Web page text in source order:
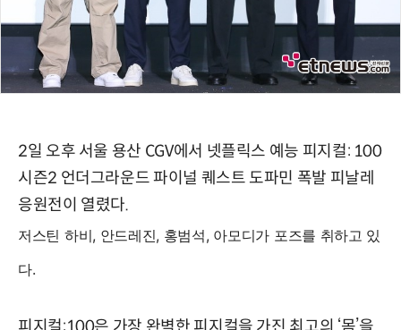
2일 오후 서울 용산 CGV에서 넷플릭스 예능 피지컬: 100
시즌2 언더그라운드 파이널 퀘스트 도파민 폭발 피날레
응원전이 열렸다.
저스틴 하비, 안드레진, 홍범석, 아모디가 포즈를 취하고 있
다.